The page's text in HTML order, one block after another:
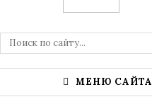
МЕНЮ САЙТА